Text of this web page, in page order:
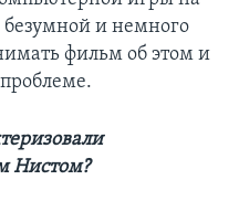
безумной и немного
фильм об этом и
Нистом?